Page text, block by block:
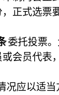
正式选票
委托投票
会员代表
况应以适当